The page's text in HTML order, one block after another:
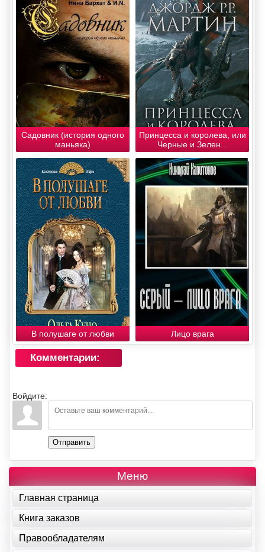
Садовник (история одного
маньяка)
Принцесса и королева, или
Черные и Зелен...
В полушаге от любви Лицо врага
Комментарии:
Войдите:
Отправить
Меню
Главная страница
Книга заказов
Правообладателям